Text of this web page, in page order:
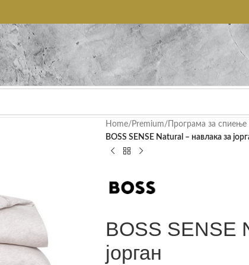
Home/ Premium/ Програма за спиење
BOSS SENSE Natural – навлака за
BOSS SENSE
јорган